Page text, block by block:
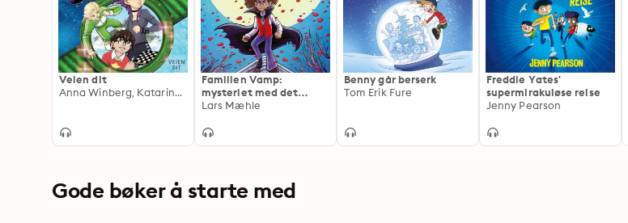
Veien dit
Anna Winberg, Katarina Ekstedt
Familien Vamp:
mysteriet med det
langhalsede
Lars Mæhle
Benny går berserk
Tom Erik Fure
Freddie Yates'
supermirakuløse reise
Jenny Pearson
Gode bøker å starte med